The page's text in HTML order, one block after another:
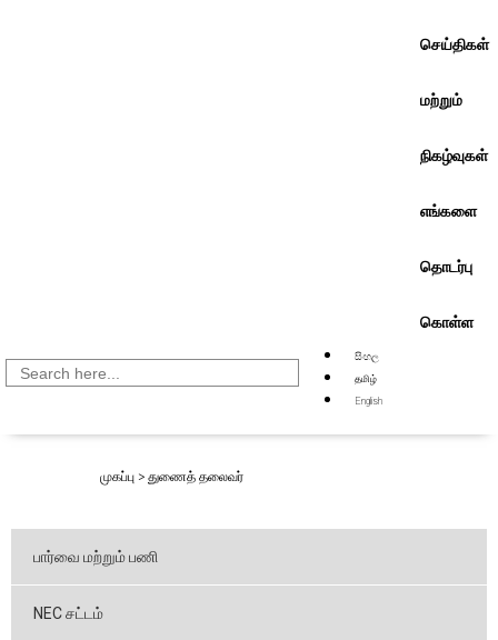
செய்திகள்
மற்றும்
நிகழ்வுகள்
எங்களை
தொடர்பு
கொள்ள
Search
for:
සිංහල
தமிழ்
English
முகப்பு > துணைத் தலைவர்
பார்வை மற்றும் பணி
NEC சட்டம்